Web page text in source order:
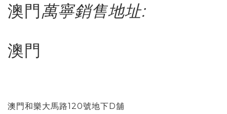
澳門萬寧銷售地址:
澳門
澳門和樂大馬路120號地下D舖